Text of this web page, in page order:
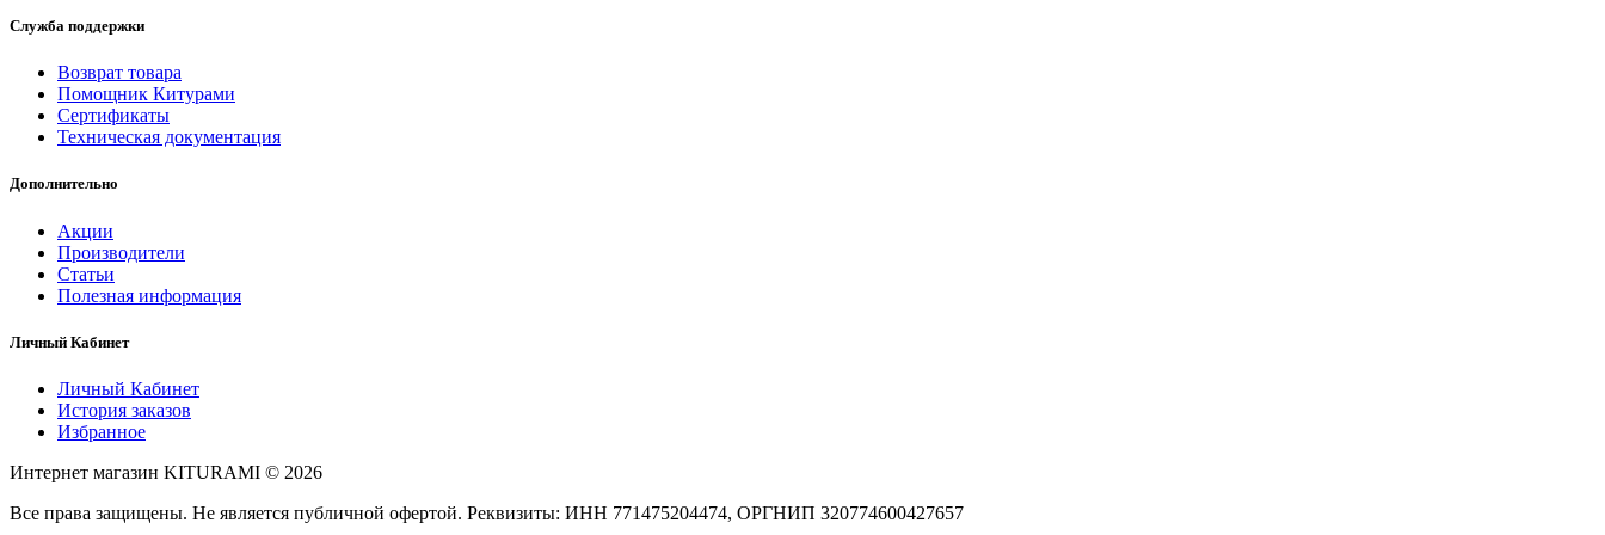
Служба поддержки
Возврат товара
Помощник Китурами
Сертификаты
Техническая документация
Дополнительно
Акции
Производители
Статьи
Полезная информация
Личный Кабинет
Личный Кабинет
История заказов
Избранное
Интернет магазин KITURAMI © 2026
Все права защищены. Не является публичной офертой. Реквизиты: ИНН 771475204474, ОРГНИП 320774600427657